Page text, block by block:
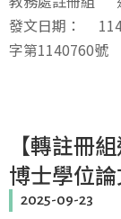
發文日期：
字第1140760
【轉註冊
博士學位
2025-09-23